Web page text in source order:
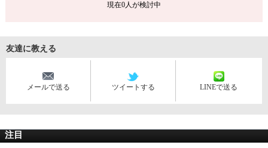
現在0人が検討中
友達に教える
メールで送る ツイートする LINEで送る
注目